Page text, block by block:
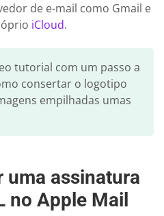
de e-mail como Gmail e
iCloud.
tutorial com um passo a
consertar o logotipo
empilhadas umas
uma assinatura
no Apple Mail